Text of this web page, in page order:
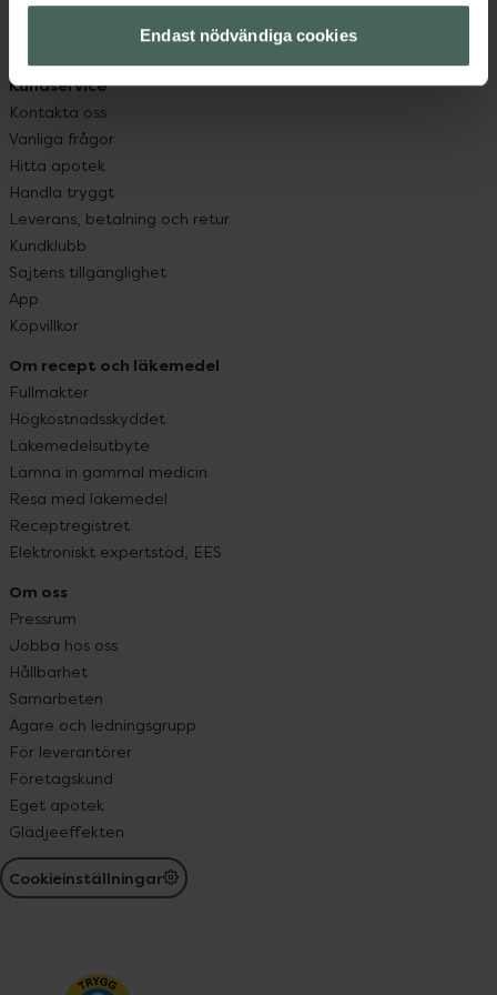
Endast nödvändiga cookies
Kundservice
Kontakta oss
Vanliga frågor
Hitta apotek
Handla tryggt
Leverans, betalning och retur
Kundklubb
Sajtens tillgänglighet
App
Köpvillkor
Om recept och läkemedel
Fullmakter
Högkostnadsskyddet
Läkemedelsutbyte
Lämna in gammal medicin
Resa med läkemedel
Receptregistret
Elektroniskt expertstöd, EES
Om oss
Pressrum
Jobba hos oss
Hållbarhet
Samarbeten
Ägare och ledningsgrupp
För leverantörer
Företagskund
Eget apotek
Glädjeeffekten
Cookieinställningar